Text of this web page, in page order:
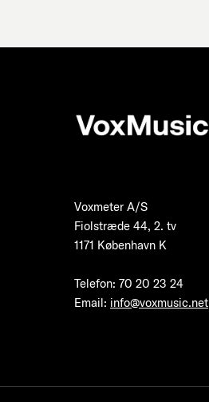
Voxmeter A/S
Fiolstræde 44, 2. tv
1171 København K
Telefon: 70 20 23 24
Email: info@voxmusic.net